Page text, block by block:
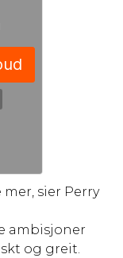
mer, sier Perry
ambisjoner
og greit.